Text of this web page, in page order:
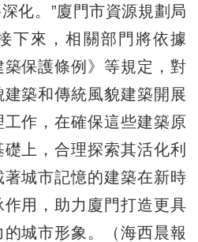
化。”廈門市資源規劃局
下來，相關部門將依據
築保護條例》等規定，對
築和傳統風貌建築開展
作，在確保這些建築原
上，合理探索其活化利
城市記憶的建築在新時
用，助力廈門打造更具
城市形象。（海西晨報